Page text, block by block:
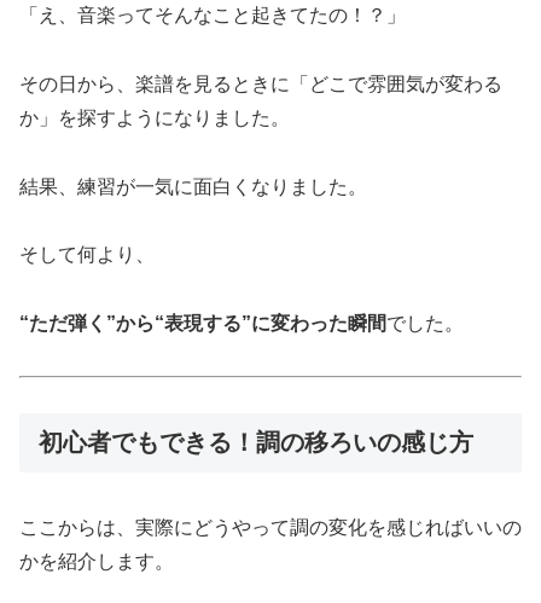
「え、音楽ってそんなこと起きてたの！？」
その日から、楽譜を見るときに「どこで雰囲気が変わる
か」を探すようになりました。
結果、練習が一気に面白くなりました。
そして何より、
“ただ弾く”から“表現する”に変わった瞬間でした。
初心者でもできる！調の移ろいの感じ方
ここからは、実際にどうやって調の変化を感じればいいの
かを紹介します。